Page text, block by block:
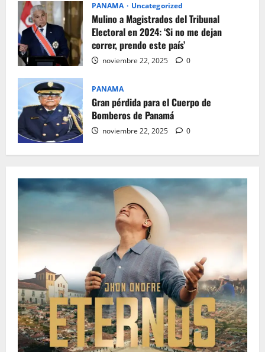
PANAMA Uncategorized
Mulino a Magistrados del Tribunal
Electoral en 2024: ‘Si no me dejan
correr, prendo este país’
noviembre 22, 2025 0
PANAMA
Gran pérdida para el Cuerpo de
Bomberos de Panamá
noviembre 22, 2025 0